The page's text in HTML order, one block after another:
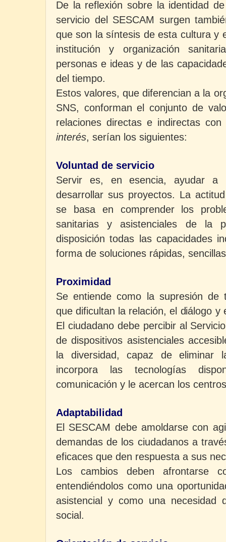
De la reflexión sobre la identidad
servicio del SESCAM surgen
que son la síntesis de esta cultura y
institución y organización
personas e ideas y de las
del tiempo.
Estos valores, que diferencian a la
SNS, conforman el conjunto de
relaciones directas e indirectas
interés, serían los siguientes:
Voluntad de servicio
Servir es, en esencia, ayudar
desarrollar sus proyectos. La
se basa en comprender los
sanitarias y asistenciales de la
disposición todas las capacidades
forma de soluciones rápidas,
Proximidad
Se entiende como la supresión de
que dificultan la relación, el diálogo y
El ciudadano debe percibir al
de dispositivos asistenciales
la diversidad, capaz de eliminar
incorpora las tecnologías
comunicación y le acercan los
Adaptabilidad
El SESCAM debe amoldarse con
demandas de los ciudadanos a
eficaces que den respuesta a sus
Los cambios deben afrontarse
entendiéndolos como una
asistencial y como una necesidad
social.